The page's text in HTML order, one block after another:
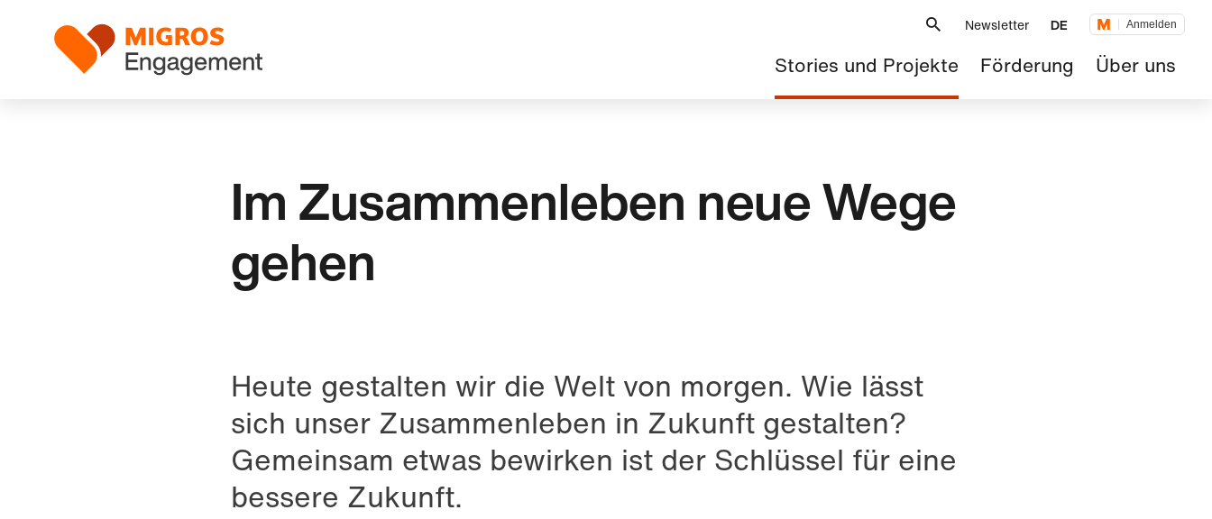
Navigation
überspringen
Logo
Newsletter DE Anmelden
Hauptnavigation
Stories und Projekte Förderung Über uns
Im Zusammenleben neue Wege
gehen
Heute gestalten wir die Welt von morgen. Wie lässt
sich unser Zusammenleben in Zukunft gestalten?
Gemeinsam etwas bewirken ist der Schlüssel für eine
bessere Zukunft.